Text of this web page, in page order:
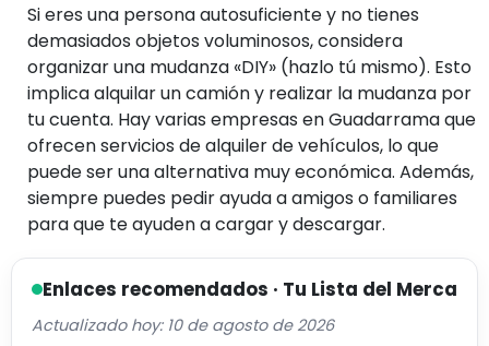
Si eres una persona autosuficiente y no tienes
demasiados objetos voluminosos, considera
organizar una mudanza «DIY» (hazlo tú mismo). Esto
implica alquilar un camión y realizar la mudanza por
tu cuenta. Hay varias empresas en Guadarrama que
ofrecen servicios de alquiler de vehículos, lo que
puede ser una alternativa muy económica. Además,
siempre puedes pedir ayuda a amigos o familiares
para que te ayuden a cargar y descargar.
Enlaces recomendados · Tu Lista del Merca
Actualizado hoy: 10 de agosto de 2026